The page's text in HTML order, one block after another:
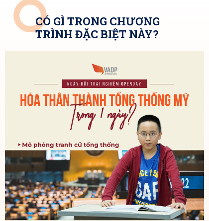
CÓ GÌ TRONG CHƯƠNG
TRÌNH ĐẶC BIỆT NÀY?